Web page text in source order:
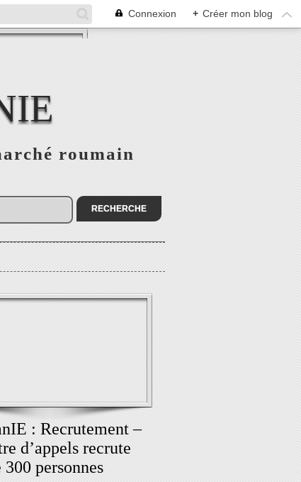
Connexion + Créer mon blog
roumain
: Recrutement –
d’appels recrute
300 personnes